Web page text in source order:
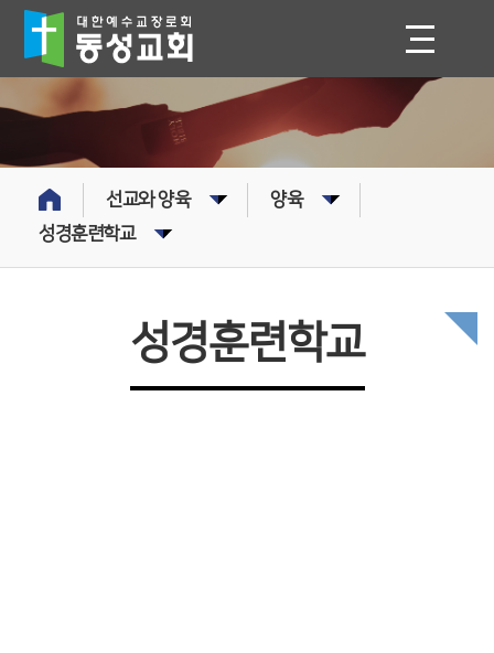
선교와 양육
양육
성경훈련학교
성경훈련학교